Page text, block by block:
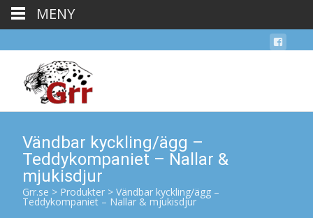
Vändbar kyckling/ägg –
Teddykompaniet – Nallar &
mjukisdjur
Grr.se > Produkter > Vändbar kyckling/ägg –
Teddykompaniet – Nallar & mjukisdjur
MENY